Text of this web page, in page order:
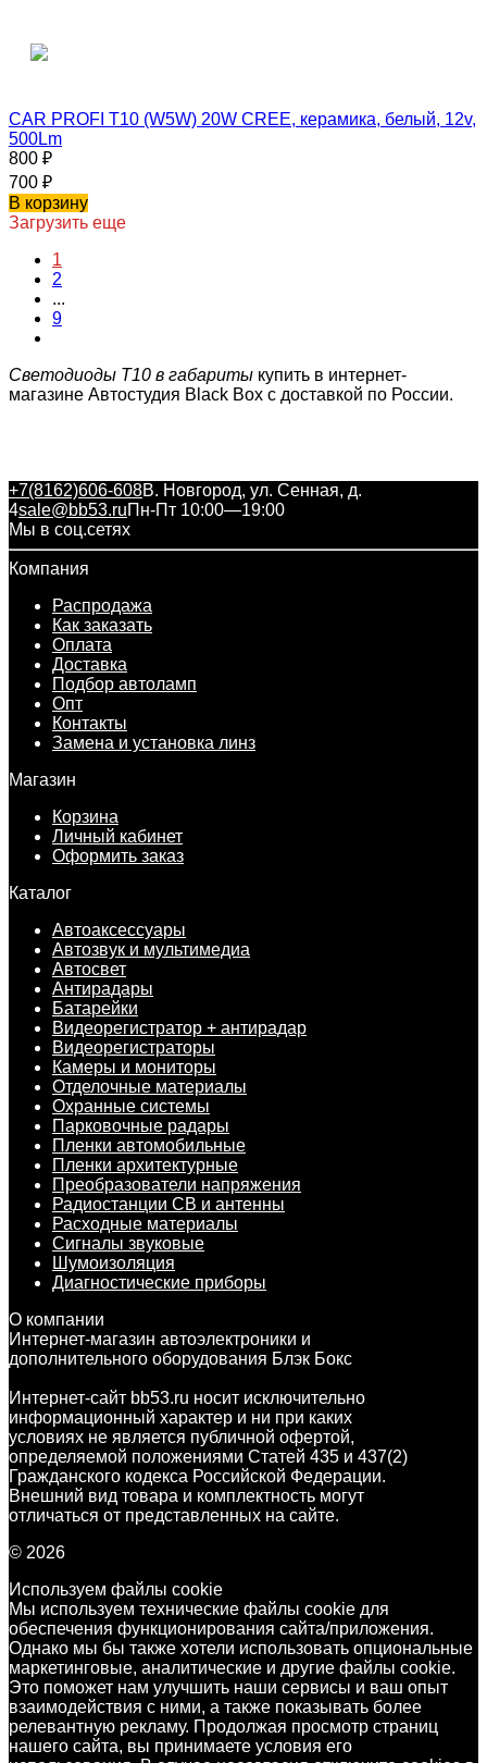
CAR PROFI T10 (W5W) 20W CREE, керамика, белый, 12v,
500Lm
800 ₽
700 ₽
В корзину
Загрузить еще
1
2
...
9
Светодиоды T10 в габариты купить в интернет-
магазине Автостудия Black Box с доставкой по России.
+7(8162)606-608В. Новгород, ул. Сенная, д.
4sale@bb53.ruПн-Пт 10:00—19:00
Мы в соц.сетях
Компания
Распродажа
Как заказать
Оплата
Доставка
Подбор автоламп
Опт
Контакты
Замена и установка линз
Магазин
Корзина
Личный кабинет
Оформить заказ
Каталог
Автоаксессуары
Автозвук и мультимедиа
Автосвет
Антирадары
Батарейки
Видеорегистратор + антирадар
Видеорегистраторы
Камеры и мониторы
Отделочные материалы
Охранные системы
Парковочные радары
Пленки автомобильные
Пленки архитектурные
Преобразователи напряжения
Радиостанции CB и антенны
Расходные материалы
Сигналы звуковые
Шумоизоляция
Диагностические приборы
О компании
Интернет-магазин автоэлектроники и
дополнительного оборудования Блэк Бокс
Интернет-сайт bb53.ru носит исключительно
информационный характер и ни при каких
условиях не является публичной офертой,
определяемой положениями Статей 435 и 437(2)
Гражданского кодекса Российской Федерации.
Внешний вид товара и комплектность могут
отличаться от представленных на сайте.
© 2026
Используем файлы cookie
Мы используем технические файлы cookie для
обеспечения функционирования сайта/приложения.
Однако мы бы также хотели использовать опциональные
маркетинговые, аналитические и другие файлы cookie.
Это поможет нам улучшить наши сервисы и ваш опыт
взаимодействия с ними, а также показывать более
релевантную рекламу. Продолжая просмотр страниц
нашего сайта, вы принимаете условия его